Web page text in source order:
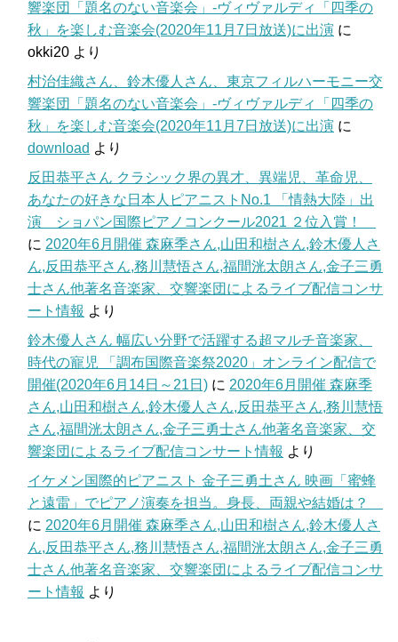
響楽団「題名のない音楽会」-ヴィヴァルディ「四季の
秋」を楽しむ音楽会(2020年11月7日放送)に出演 に
okki20 より
村治佳織さん、鈴木優人さん、東京フィルハーモニー交
響楽団「題名のない音楽会」-ヴィヴァルディ「四季の
秋」を楽しむ音楽会(2020年11月7日放送)に出演 に
download より
反田恭平さん クラシック界の異才、異端児、革命児、
あなたの好きな日本人ピアニストNo.1 「情熱大陸」出
演 ショパン国際ピアノコンクール2021 ２位入賞！
に 2020年6月開催 森麻季さん,山田和樹さん,鈴木優人さ
ん,反田恭平さん,務川慧悟さん,福間洸太朗さん,金子三勇
士さん他著名音楽家、交響楽団によるライブ配信コンサ
ート情報 より
鈴木優人さん 幅広い分野で活躍する超マルチ音楽家、
時代の寵児 「調布国際音楽祭2020」オンライン配信で
開催(2020年6月14日～21日) に 2020年6月開催 森麻季
さん,山田和樹さん,鈴木優人さん,反田恭平さん,務川慧悟
さん,福間洸太朗さん,金子三勇士さん他著名音楽家、交
響楽団によるライブ配信コンサート情報 より
イケメン国際的ピアニスト 金子三勇土さん 映画「蜜蜂
と遠雷」でピアノ演奏を担当。身長、両親や結婚は？
に 2020年6月開催 森麻季さん,山田和樹さん,鈴木優人さ
ん,反田恭平さん,務川慧悟さん,福間洸太朗さん,金子三勇
士さん他著名音楽家、交響楽団によるライブ配信コンサ
ート情報 より